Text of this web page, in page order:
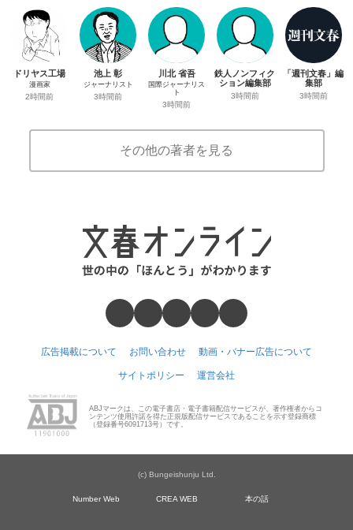
ドリヤス工場
漫画家
2時間前
池上 彰
ジャーナリスト
3時間前
川北 省吾
国際ジャーナリス
ト
3時間前
鉄人ノンフィク
ション編集部
3時間前
「週刊文春」編
集部
3時間前
その他の著者を見る
広告掲載について お問い合わせ 動画・バナー広告について
サイトポリシー 運営会社
ABJマークは、この電子書店・電子書籍配信サービスが、著作権者からコ
ンテンツ使用許諾を得た正規版配信サービスであることを示す登録商標
（登録番号6091713号）です。
(c) Bungeishunju Ltd.
Number Web CREA WEB 本の話